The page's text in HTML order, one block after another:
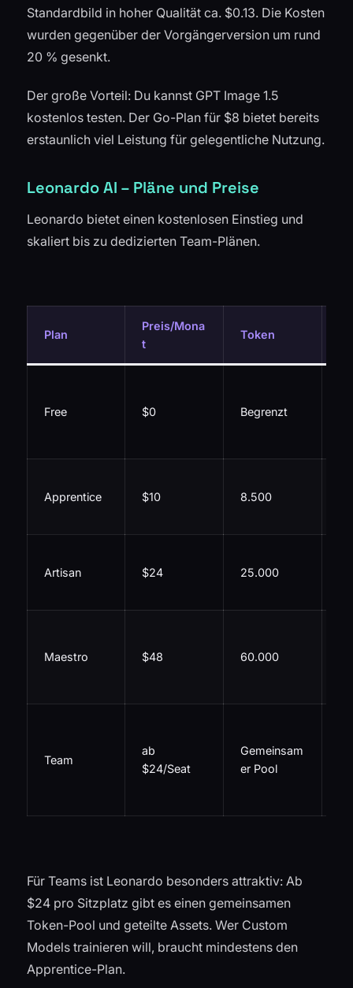
Standardbild in hoher Qualität ca. $0.13. Die Kosten
wurden gegenüber der Vorgängerversion um rund
20 % gesenkt.
Der große Vorteil: Du kannst GPT Image 1.5
kostenlos testen. Der Go-Plan für $8 bietet bereits
erstaunlich viel Leistung für gelegentliche Nutzung.
Leonardo AI – Pläne und Preise
Leonardo bietet einen kostenlosen Einstieg und
skaliert bis zu dedizierten Team-Plänen.
Plan
Preis/Mona
t
Token
Free $0 Begrenzt
Apprentice $10 8.500
Artisan $24 25.000
Maestro $48 60.000
Team
ab
$24/Seat
Gemeinsam
er Pool
Für Teams ist Leonardo besonders attraktiv: Ab
$24 pro Sitzplatz gibt es einen gemeinsamen
Token-Pool und geteilte Assets. Wer Custom
Models trainieren will, braucht mindestens den
Apprentice-Plan.